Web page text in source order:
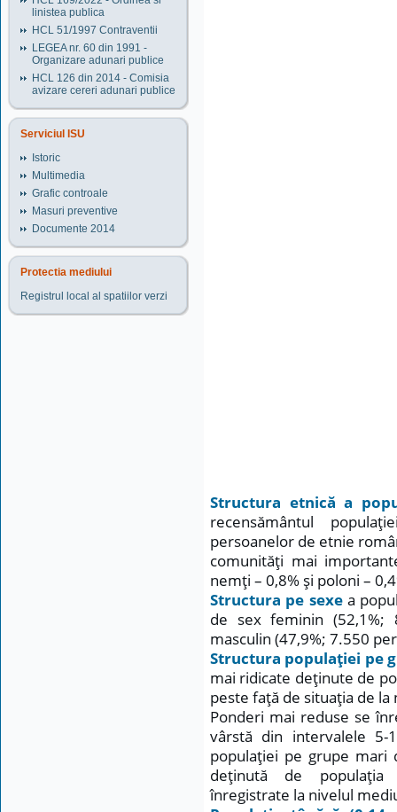
linistea publica
HCL 51/1997 Contraventii
LEGEA nr. 60 din 1991 -
Organizare adunari publice
HCL 126 din 2014 - Comisia
avizare cereri adunari publice
Serviciul ISU
Istoric
Multimedia
Grafic controale
Masuri preventive
Documente 2014
Protectia mediului
Registrul local al spatiilor verzi
Structura etnică a
recensământul
persoanelor de etnie
comunităţi mai
nemţi – 0,8% şi poloni –
Structura pe sexea
de sex feminin
masculin (47,9%; 7.550
Structura populaţiei pe
mai ridicate deţinute de
peste faţă de situaţia de
Ponderi mai reduse se
vârstă din intervalele
populaţiei pe grupe mari
deţinută de populaţia
înregistrate la nivelul